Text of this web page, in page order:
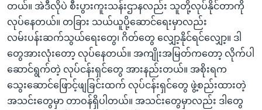
တယ်။ အဲဒီလိုပဲ စီးပွားကူးသန်းဌာနလည်း သူတို့လုပ်နိုင်တာကို
လုပ်နေတယ်။ တခြား သယ်ယူပို့ဆောင်ရေးမှာလည်း
လမ်းပန်းဆက်သွယ်ရေးတွေ၊ ဂိတ်တွေ လျှော့နိုင်ရင်လျှော့။ ဒါ
တွေအားလုံးတော့ လုပ်နေတယ်။ အကျိုးအမြတ်ကတော့ လိုက်ပါ
ဆောင်ရွက်တဲ့ လုပ်ငန်းရှင်တွေ အားနည်းတယ်။ အစိုးရက
သွေးဆောင်ဖြောင့်ဖျခြင်းထက် လုပ်ငန်းရှင်တွေ ဖွဲ့စည်းထားတဲ့
အသင်းတွေမှာ တာဝန်ရှိပါတယ်။ အသင်းတွေမှာလည်း ဒါတွေ